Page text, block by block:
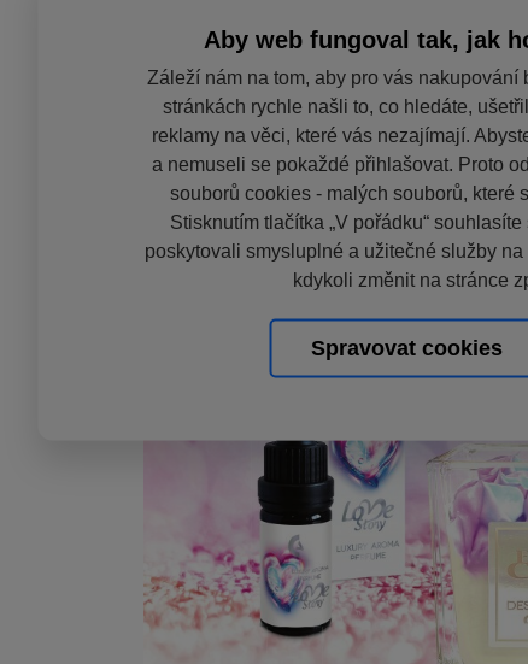
Aby web fungoval tak, jak
Záleží nám na tom, aby pro vás
stránkách rychle našli to, co hledáte,
reklamy na věci, které vás nezajímají.
a nemuseli se pokaždé přihlašovat. Proto
souborů cookies - malých souborů, které
Stisknutím tlačítka „V pořádku“
poskytovali smysluplné a užitečné služby
kdykoli změnit na stránce
Spravovat cookies